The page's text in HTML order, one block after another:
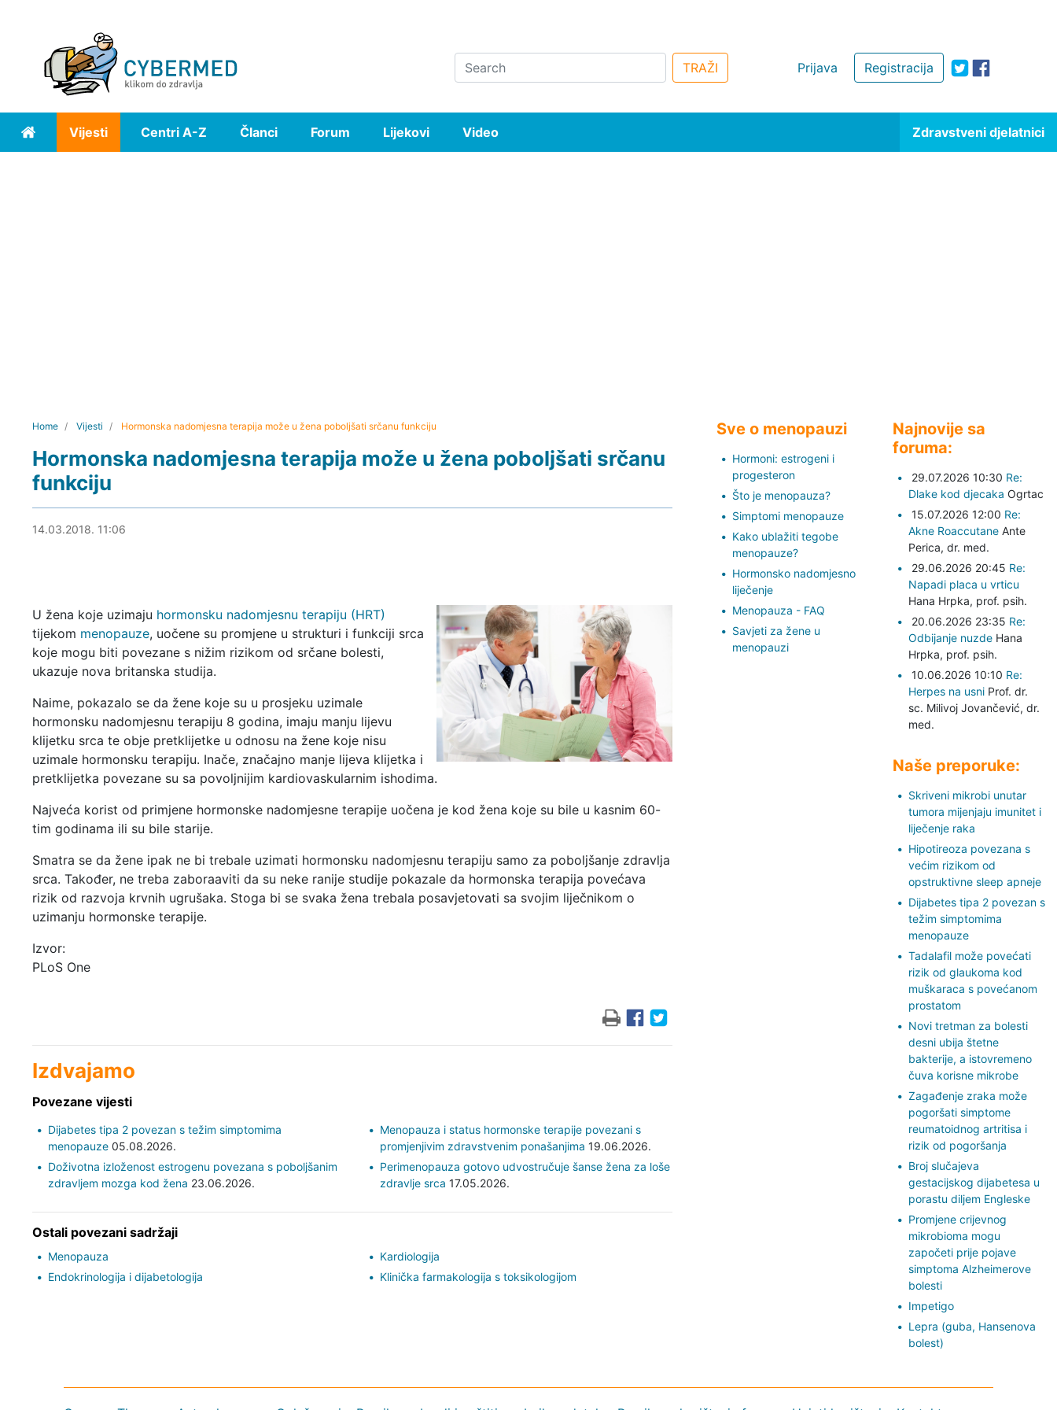
Registracija
Prijava
Search TRAŽI
Home Vijesti Centri A-Z Članci Forum Lijekovi Video Zdravstveni djelatnici
Home Vijesti Hormonska nadomjesna terapija može u žena poboljšati srčanu funkciju
Hormonska nadomjesna terapija može u žena poboljšati srčanu
funkciju
15.03.2018. 11:56
14.03.2018. 11:06
U žena koje uzimaju hormonsku nadomjesnu terapiju (HRT)
tijekom menopauze, uočene su promjene u strukturi i funkciji srca
koje mogu biti povezane s nižim rizikom od srčane bolesti,
ukazuje nova britanska studija.
Naime, pokazalo se da žene koje su u prosjeku uzimale
hormonsku nadomjesnu terapiju 8 godina, imaju manju lijevu
klijetku srca te obje pretklijetke u odnosu na žene koje nisu
uzimale hormonsku terapiju. Inače, značajno manje lijeva klijetka i
pretklijetka povezane su sa povoljnijim kardiovaskularnim ishodima.
Najveća korist od primjene hormonske nadomjesne terapije uočena je kod žena koje su bile u kasnim 60-
tim godinama ili su bile starije.
Smatra se da žene ipak ne bi trebale uzimati hormonsku nadomjesnu terapiju samo za poboljšanje zdravlja
srca. Također, ne treba zaboraaviti da su neke ranije studije pokazale da hormonska terapija povećava
rizik od razvoja krvnih ugrušaka. Stoga bi se svaka žena trebala posavjetovati sa svojim liječnikom o
uzimanju hormonske terapije.
Izvor:
PLoS One
Izdvajamo
Povezane vijesti
Dijabetes tipa 2 povezan s težim simptomima
menopauze05.08.2026.
Doživotna izloženost estrogenu povezana s poboljšanim
zdravljem mozga kod žena 23.06.2026.
Menopauza i status hormonske terapije povezani s
promjenjivim zdravstvenim ponašanjima 19.06.2026.
Perimenopauza gotovo udvostručuje šanse žena za loše
zdravlje srca 17.05.2026.
Ostali povezani sadržaji
Menopauza
Endokrinologija i dijabetologija
Kardiologija
Klinička farmakologija s toksikologijom
Sve o menopauzi
Hormoni: estrogeni i
progesteron
Što je menopauza?
Simptomi menopauze
Kako ublažiti tegobe
menopauze?
Hormonsko nadomjesno
liječenje
Menopauza - FAQ
Savjeti za žene u
menopauzi
Najnovije sa
foruma:
29.07.2026 10:30 Re:
Dlake kod djecaka Ogrtac
15.07.2026 12:00 Re:
Akne Roaccutane Ante
Perica, dr. med.
29.06.2026 20:45 Re:
Napadi placa u vrticu
Hana Hrpka, prof. psih.
20.06.2026 23:35 Re:
Odbijanje nuzde Hana
Hrpka, prof. psih.
10.06.2026 10:10 Re:
Herpes na usni Prof. dr.
sc. Milivoj Jovančević, dr.
med.
Naše preporuke:
Skriveni mikrobi unutar
tumora mijenjaju imunitet i
liječenje raka
Hipotireoza povezana s
većim rizikom od
opstruktivne sleep apneje
Dijabetes tipa 2 povezan s
težim simptomima
menopauze
Tadalafil može povećati
rizik od glaukoma kod
muškaraca s povećanom
prostatom
Novi tretman za bolesti
desni ubija štetne
bakterije, a istovremeno
čuva korisne mikrobe
Zagađenje zraka može
pogoršati simptome
reumatoidnog artritisa i
rizik od pogoršanja
Broj slučajeva
gestacijskog dijabetesa u
porastu diljem Engleske
Promjene crijevnog
mikrobioma mogu
započeti prije pojave
simptoma Alzheimerove
bolesti
Impetigo
Lepra (guba, Hansenova
bolest)